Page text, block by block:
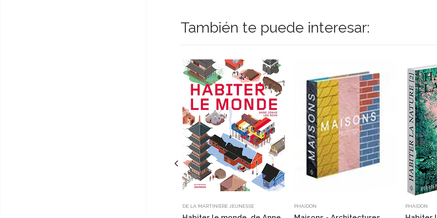
También te puede interesar:
DE LA MARTINIÈRE JEUNESSE PHAIDON PHAIDON